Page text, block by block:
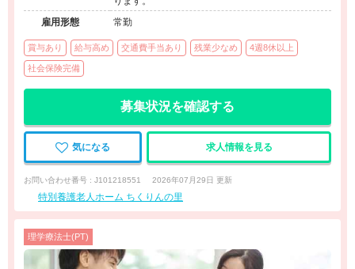
雇用形態
常勤
賞与あり 給与高め 交通費手当あり 残業少なめ 4週8休以上
社会保険完備
募集状況を確認する
気になる 求人情報を見る
お問い合わせ番号 : J101218551 2026年07月29日 更新
特別養護老人ホーム ちくりんの里
理学療法士(PT)